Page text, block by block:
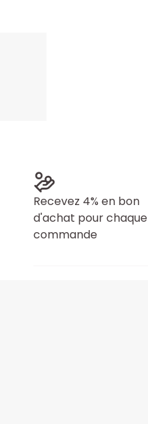
Recevez 4% en bon
d'achat pour chaque
commande